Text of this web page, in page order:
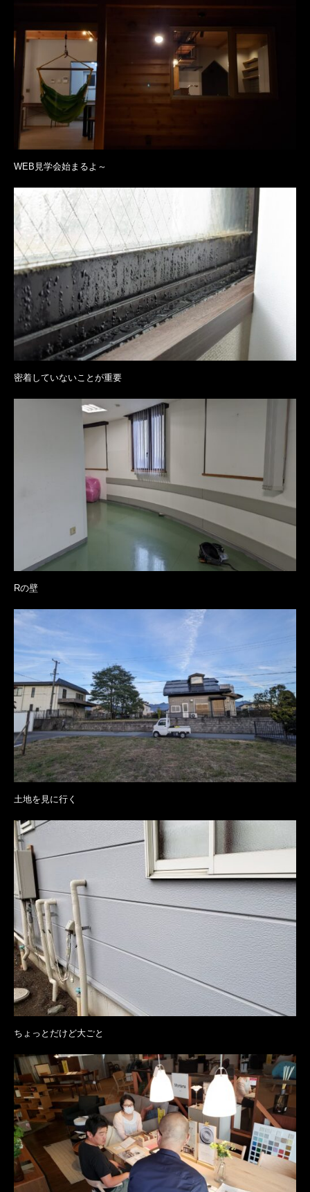
WEB見学会始まるよ～
密着していないことが重要
Rの壁
土地を見に行く
ちょっとだけど大ごと